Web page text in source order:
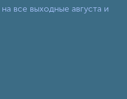
все выходные августа и